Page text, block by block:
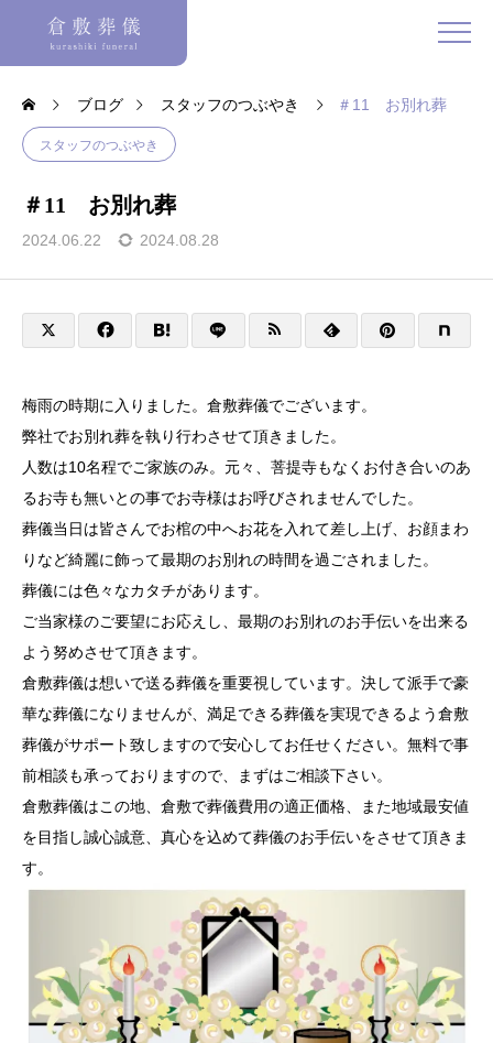
ブログ スタッフのつぶやき ＃11 お別れ葬
スタッフのつぶやき
＃11 お別れ葬
2024.06.22 2024.08.28
梅雨の時期に入りました。倉敷葬儀でございます。
弊社でお別れ葬を執り行わさせて頂きました。
人数は10名程でご家族のみ。元々、菩提寺もなくお付き合いのあ
るお寺も無いとの事でお寺様はお呼びされませんでした。
葬儀当日は皆さんでお棺の中へお花を入れて差し上げ、お顔まわ
りなど綺麗に飾って最期のお別れの時間を過ごされました。
葬儀には色々なカタチがあります。
ご当家様のご要望にお応えし、最期のお別れのお手伝いを出来る
よう努めさせて頂きます。
倉敷葬儀は想いで送る葬儀を重要視しています。決して派手で豪
華な葬儀になりませんが、満足できる葬儀を実現できるよう倉敷
葬儀がサポート致しますので安心してお任せください。無料で事
前相談も承っておりますので、まずはご相談下さい。
倉敷葬儀はこの地、倉敷で葬儀費用の適正価格、また地域最安値
を目指し誠心誠意、真心を込めて葬儀のお手伝いをさせて頂きま
す。